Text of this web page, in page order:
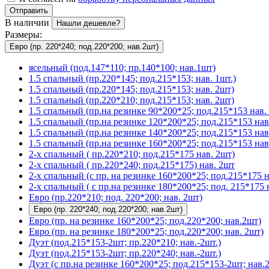
Отправить
В наличии Нашли дешевле?
Размеры:
Евро (пр. 220*240; под.220*200; нав.2шт)
ясельный (под.147*110; пр.140*100; нав.1шт)
1.5 спальный (пр.220*145; под.215*153; нав. 1шт.)
1.5 спальный (пр.220*145; под.215*153; нав. 2шт)
1.5 спальный (пр.220*210; под.215*153; нав. 2шт)
1.5 спальный (пр.на резинке 90*200*25; под.215*153
1.5 спальный (пр.на резинке 120*200*25; под.215*153
1.5 спальный (пр.на резинке 140*200*25; под.215*153
1.5 спальный (пр.на резинке 160*200*25; под.215*153
2-х спальный ( пр.220*210; под.215*175 нав. 2шт)
2-х спальный ( пр.220*240; под.215*175) нав. 2шт
2-х спальный (с пр. на резинке 160*200*25; под.215*175
2-х спальный ( с пр.на резинке 180*200*25; под. 215*175
Евро (пр.220*210; под. 220*200; нав. 2шт)
Евро (пр. 220*240; под.220*200; нав.2шт)
Евро (пр. на резинке 160*200*25; под.220*200; нав.2шт)
Евро (пр. на резинке 180*200*25; под.220*200; нав. 2шт)
Дуэт (под.215*153-2шт; пр.220*210; нав.-2шт.)
Дуэт (под.215*153-2шт; пр.220*240; нав.-2шт.)
Дуэт (с пр.на резинке 160*200*25; под.215*153-2шт;